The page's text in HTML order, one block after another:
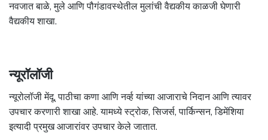
नवजात बाळे, मुले आणि पौगंडावस्थेतील मुलांची वैद्यकीय काळजी घेणारी
वैद्यकीय शाखा.
न्यूरॉलॉजी
न्यूरोलॉजी मेंदू, पाठीचा कणा आणि नर्व्ह यांच्या आजाराचे निदान आणि त्यावर
उपचार करणारी शाखा आहे. यामध्ये स्ट्रोक, सिजर्स, पार्किन्सन, डिमेंशिया
इत्यादी प्रमुख आजारांवर उपचार केले जातात.